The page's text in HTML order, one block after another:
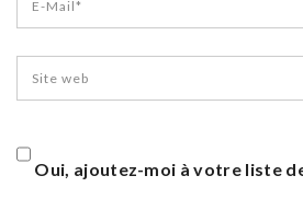
Oui, ajoutez-moi à votre liste